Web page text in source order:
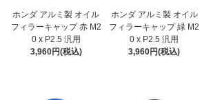
ホンダ アルミ製 オイル
フィラーキャップ 赤 M2
0 x P2.5 汎用
3,960円(税込)
ホンダ アルミ製 オイル
フィラーキャップ 緑 M2
0 x P2.5 汎用
3,960円(税込)